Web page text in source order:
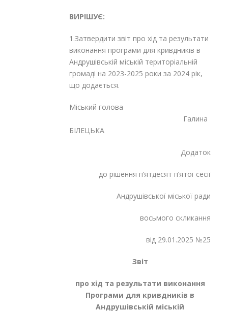
ВИРІШУЄ:
1.Затвердити звіт про хід та результати
виконання програми для кривдників в
Андрушівській міській територіальній
громаді на 2023-2025 роки за 2024 рік,
що додається.
Міський голова
Галина
БІЛЕЦЬКА
Додаток
до рішення п’ятдесят п’ятої сесії
Андрушівської міської ради
восьмого скликання
від 29.01.2025 №25
Звіт
про хід та результати виконання
Програми для кривдників в
Андрушівській міській